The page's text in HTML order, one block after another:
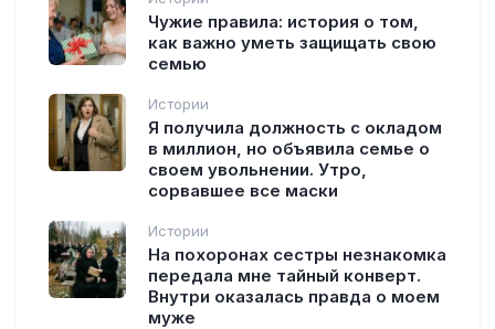
Чужие правила: история о том,
как важно уметь защищать свою
семью
Истории
Я получила должность с окладом
в миллион, но объявила семье о
своем увольнении. Утро,
сорвавшее все маски
Истории
На похоронах сестры незнакомка
передала мне тайный конверт.
Внутри оказалась правда о моем
муже